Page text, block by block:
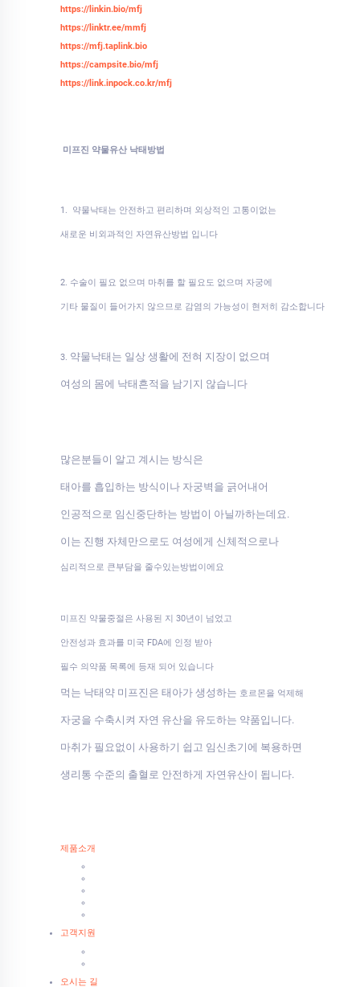
https://linkin.bio/mfj
https://linktr.ee/mmfj
https://mfj.taplink.bio
https://campsite.bio/mfj
https://link.inpock.co.kr/mfj
미프진 약물유산 낙태방법
1. 약물낙태는 안전하고 편리하며 외상적인 고통이없는
새로운 비외과적인 자연유산방법 입니다
2. 수술이 필요 없으며 마취를 할 필요도 없으며 자궁에
기타 물질이 들어가지 않으므로 감염의 가능성이 현저히 감소합니다
3. 약물낙태는 일상 생활에 전혀 지장이 없으며
여성의 몸에 낙태흔적을 남기지 않습니다
많은분들이 알고 계시는 방식은
태아를 흡입하는 방식이나 자궁벽을 긁어내어
인공적으로 임신중단하는 방법이 아닐까하는데요.
이는 진행 자체만으로도 여성에게 신체적으로나
심리적으로 큰부담을 줄수있는방법이에요
미프진 약물중절은 사용된 지 30년이 넘었고
안전성과 효과를 미국 FDA에 인정 받아
필수 의약품 목록에 등재 되어 있습니다
먹는 낙태약 미프진은 태아가 생성하는 호르몬을 억제해
자궁을 수축시켜 자연 유산을 유도하는 약품입니다.
마취가 필요없이 사용하기 쉽고 임신초기에 복용하면
생리통 수준의 출혈로 안전하게 자연유산이 됩니다.
제품소개
고객지원
오시는 길